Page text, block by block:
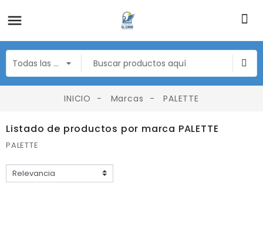
INICIO Marcas PALETTE
Listado de productos por marca PALETTE
PALETTE